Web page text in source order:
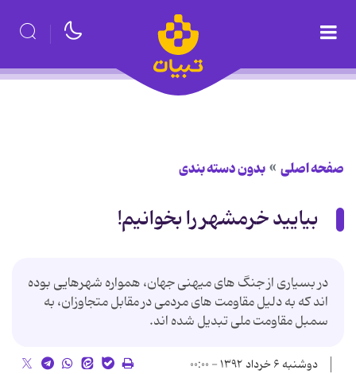
صفحه اصلی بدون دسته بندی
بیایید خرمشهر را بخوانیم!
در بسیاری از جنگ های میهنی جهان، همواره شهرهایی بوده
اند که به دلیل مقاومت های مردمی در مقابل متجاوزان، به
سمبل مقاومت ملی تبدیل شده اند.
دوشنبه ۶ خرداد ۱۳۹۲ - ۰۰:۰۰